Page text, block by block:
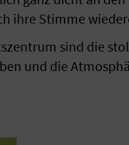
ihre Stimme
sind die
und die